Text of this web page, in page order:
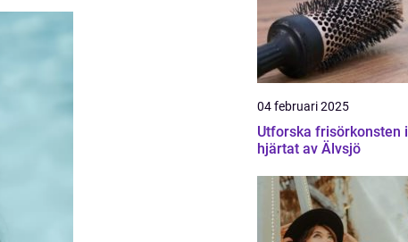
04 februari 2025
Utforska frisörkonsten i
hjärtat av Älvsjö